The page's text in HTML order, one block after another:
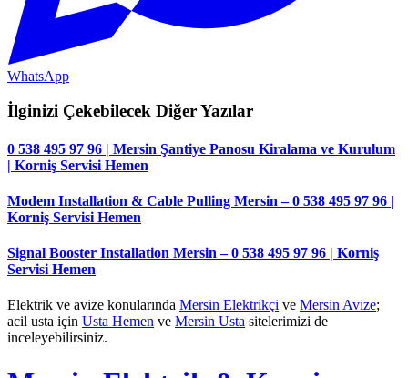
WhatsApp
İlginizi Çekebilecek Diğer Yazılar
0 538 495 97 96 | Mersin Şantiye Panosu Kiralama ve Kurulum
| Korniş Servisi Hemen
Modem Installation & Cable Pulling Mersin – 0 538 495 97 96 |
Korniş Servisi Hemen
Signal Booster Installation Mersin – 0 538 495 97 96 | Korniş
Servisi Hemen
Elektrik ve avize konularında Mersin Elektrikçi ve Mersin Avize;
acil usta için Usta Hemen ve Mersin Usta sitelerimizi de
inceleyebilirsiniz.